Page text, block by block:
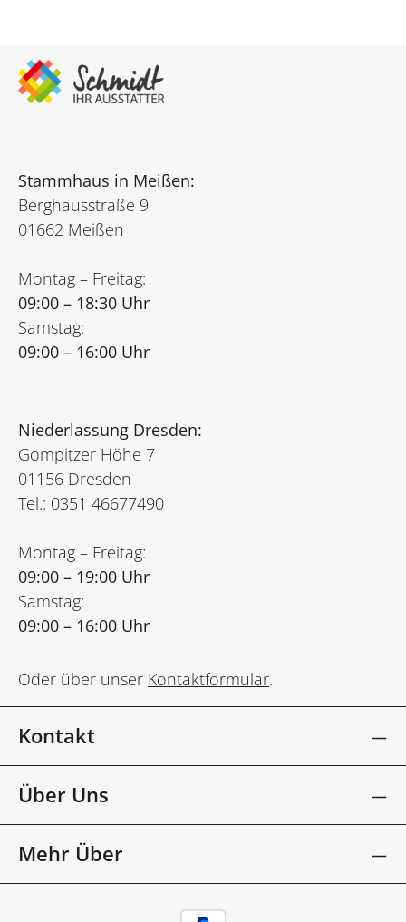
Stammhaus in Meißen:
Berghausstraße 9
01662 Meißen
Montag – Freitag:
09:00 – 18:30 Uhr
Samstag:
09:00 – 16:00 Uhr
Niederlassung Dresden:
Gompitzer Höhe 7
01156 Dresden
Tel.: 0351 46677490
Montag – Freitag:
09:00 – 19:00 Uhr
Samstag:
09:00 – 16:00 Uhr
Oder über unser Kontaktformular.
Kontakt
Über Uns
Mehr Über